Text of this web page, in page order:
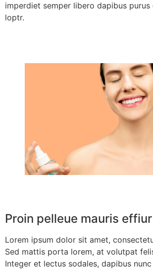
imperdiet semper libero dapibus purus
loptr.
Proin pelleue mauris
Lorem ipsum dolor sit amet,
Sed mattis porta lorem, at volutpat
Integer et lectus sodales, dapibus